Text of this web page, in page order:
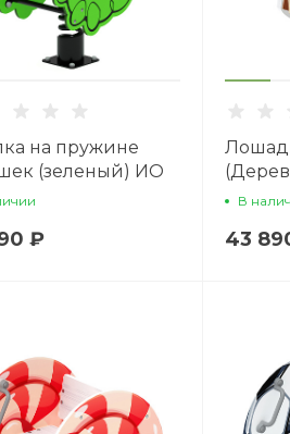
на пружине
(зеленый) ИО
02
₽
В
43